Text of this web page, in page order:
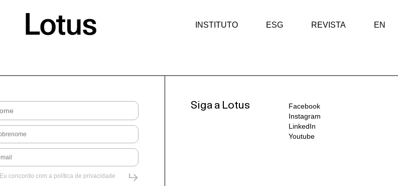
INSTITUTO ESG REVISTA EN
Eu concordo com a política de privacidade
Siga a Lotus
Facebook
Instagram
LinkedIn
Youtube